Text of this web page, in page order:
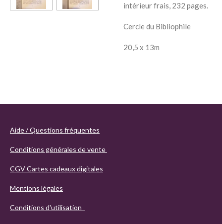
intérieur frais, 232 pages.
Cercle du Bibliophile
20,5 x 13m
Aide / Questions fréquentes
Conditions générales de vente
CGV Cartes cadeaux digitales
Mentions légales
Conditions d'utilisation